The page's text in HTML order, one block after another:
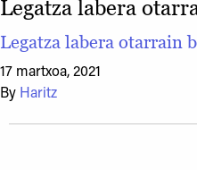
Legatza labera
Legatza labera otarrain
17 martxoa, 2021
By Haritz